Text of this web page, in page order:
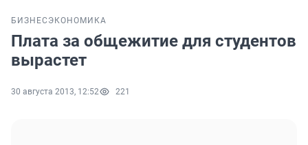
БИЗНЕС ЭКОНОМИКА
Плата за общежитие для студентов
вырастет
30 августа 2013, 12:52 221